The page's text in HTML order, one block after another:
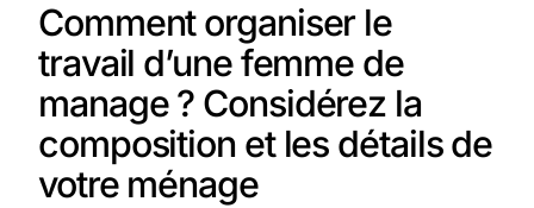
Comment organiser le
travail d’une femme de
manage ? Considérez la
composition et les détails de
votre ménage